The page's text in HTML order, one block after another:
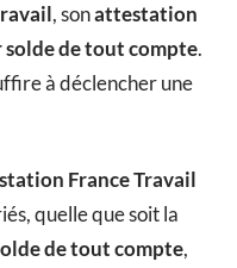
, sonattestation
solde de tout compte.
à déclencher une
France Travail
quelle que soit la
de tout compte,